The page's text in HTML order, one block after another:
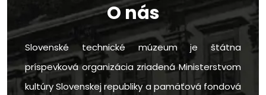
O nás
Slovenské technické múzeum je štátna
príspevková organizácia zriadená Ministerstvom
kultúry Slovenskej republiky a pamäťová fondová